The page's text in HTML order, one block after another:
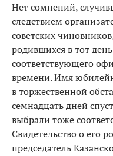
Нет сомнений,
следствием
советских
родившихся в тот
соответствующего
времени. Имя
в торжественной
семнадцать дней
выбрали тоже
Свидетельство о его
председатель